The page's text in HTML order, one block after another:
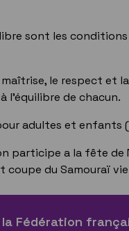
sont les
le respect et
l'équilibre de chacun.
adultes et enfants
participe a la fête de
coupe du Samouraï
Fédération